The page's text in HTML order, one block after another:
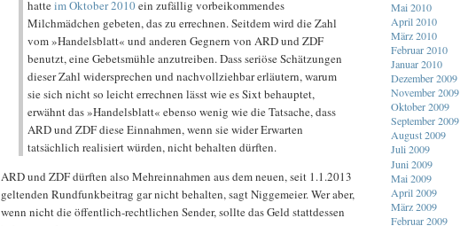
hatteim Oktober 2010ein zufällig vorbeikommendes
Milchmädchen gebeten, das zu errechnen. Seitdem wird die Zahl
vom »Handelsblatt« und anderen Gegnern von ARD und ZDF
benutzt, eine Gebetsmühle anzutreiben. Dass seriöse Schätzungen
dieser Zahl widersprechen und nachvollziehbar erläutern, warum
sie sich nicht so leicht errechnen lässt wie es Sixt behauptet,
erwähnt das »Handelsblatt« ebenso wenig wie die Tatsache, dass
ARD und ZDF diese Einnahmen, wenn sie wider Erwarten
tatsächlich realisiert würden, nicht behalten dürften.
ARD und ZDF dürften also Mehreinnahmen aus dem neuen, seit 1.1.2013
geltenden Rundfunkbeitrag gar nicht behalten, sagt Niggemeier. Wer aber,
wenn nicht die öffentlich-rechtlichen Sender, sollte das Geld stattdessen
Mai 2010
April 2010
März 2010
Februar 2010
Januar 2010
Dezember 2009
November 2009
Oktober 2009
September 2009
August 2009
Juli 2009
Juni 2009
Mai 2009
April 2009
März 2009
Februar 2009